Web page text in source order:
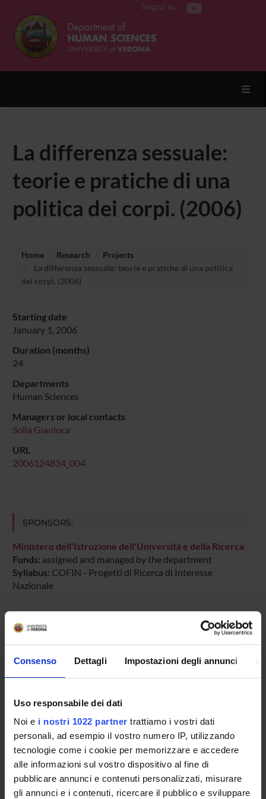
Consenso Dettagli Impostazioni degli annunci
Uso responsabile dei dati
Noi e i nostri 1022 partner trattiamo i vostri dati
personali, ad esempio il vostro numero IP, utilizzando
tecnologie come i cookie per memorizzare e accedere
alle informazioni sul vostro dispositivo al fine di
pubblicare annunci e contenuti personalizzati, misurare
gli annunci e i contenuti, ricercare il pubblico e sviluppare
Segui su
La differenza sessuale:
teorie e pratiche di una
politica dei corpi. (2006)
Home Research
Projects
La differenza sessuale: teorie e pratiche di una politica
dei corpi. (2006)
Starting date
January 1, 2006
Duration (months)
24
Departments
Human Sciences
Managers or local contacts
Solla Gianluca
URL
2006124834_004
SPONSORS:
Ministero dell'Istruzione dell'Università e della Ricerca
Funds: assigned and managed by the department
Syllabus: COFIN - Progetti di Ricerca di Interesse
Nazionale
Adriana Cavarero
Full Professor
Riccardo Panattoni
Full Professor
Gianluca Solla
Associate Professor